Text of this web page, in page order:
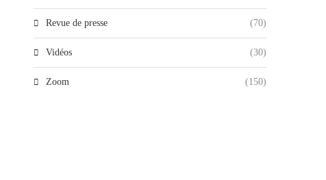
Revue de presse (70)
Vidéos (30)
Zoom (150)